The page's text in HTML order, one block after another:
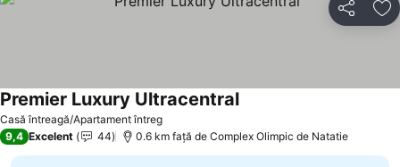
Distribuiți
Casă întreagă/Apartament întreg
Premier Luxury Ultracentral
9,4 Excelent 44 0.6 km faţă de Complex Olimpic de Natatie